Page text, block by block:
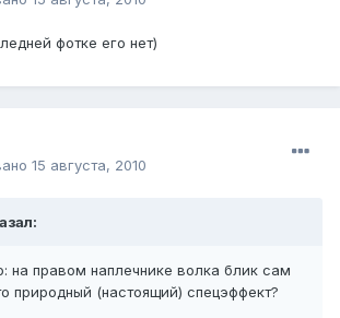
фотке его нет)
15 августа, 2010
на правом наплечнике волка блик сам
природный (настоящий) спецэффект?